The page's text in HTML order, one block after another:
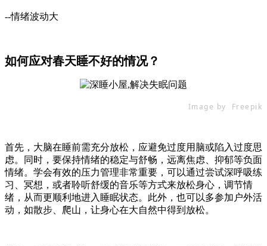
--情绪波动大
如何应对春天睡不好的情况？
Image by Freepik
首先，大脑在睡前需充分放松，应避免过度用脑或陷入过度思
虑。同时，要保持情绪的稳定与舒畅，远离焦虑、抑郁等负面
情绪。学会有效的压力管理非常重要，可以通过尝试深呼吸练
习、冥想，或者聆听舒缓的音乐等方式来放松身心，调节情
绪，从而更顺利地进入睡眠状态。此外，也可以多参加户外活
动，如散步、爬山，让身心在大自然中得到放松。